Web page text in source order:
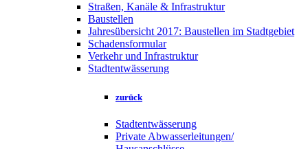
Straßen, Kanäle & Infrastruktur
Baustellen
Jahresübersicht 2017: Baustellen im Stadtgebiet
Schadensformular
Verkehr und Infrastruktur
Stadtentwässerung
zurück
Stadtentwässerung
Private Abwasserleitungen/